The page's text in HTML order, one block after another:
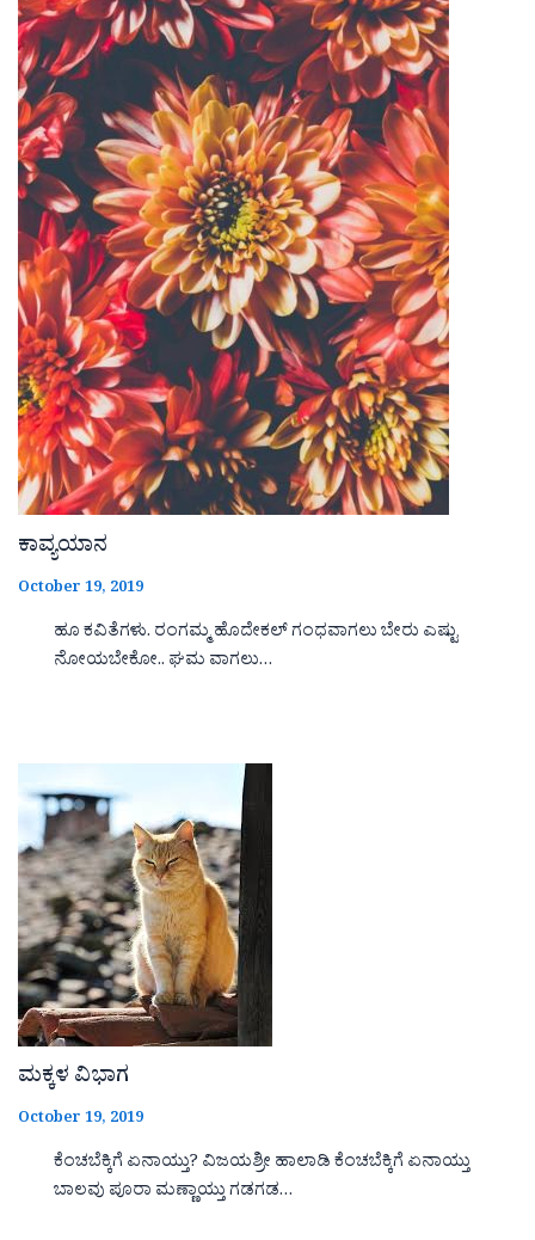
ಕಾವ್ಯಯಾನ
October 19, 2019
ಹೂ ಕವಿತೆಗಳು. ರಂಗಮ್ಮ ಹೊದೇಕಲ್ ಗಂಧವಾಗಲು ಬೇರು ಎಷ್ಟು
ನೋಯಬೇಕೋ.. ಘಮ ವಾಗಲು…
ಮಕ್ಕಳ ವಿಭಾಗ
October 19, 2019
ಕೆಂಚಬೆಕ್ಕಿಗೆ ಏನಾಯ್ತು? ವಿಜಯಶ್ರೀ ಹಾಲಾಡಿ ಕೆಂಚಬೆಕ್ಕಿಗೆ ಏನಾಯ್ತು
ಬಾಲವು ಪೂರಾ ಮಣ್ಣಾಯ್ತು ಗಡಗಡ…